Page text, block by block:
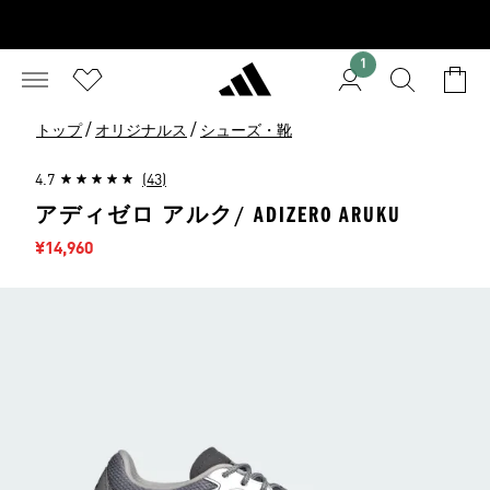
1
トップ / オリジナルス / シューズ・靴
4.7 (43)
アディゼロ アルク/ ADIZERO ARUKU
セール価格
¥14,960